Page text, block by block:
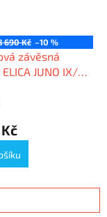
690 Kč –10 %
závěsná
JUNO IX/F